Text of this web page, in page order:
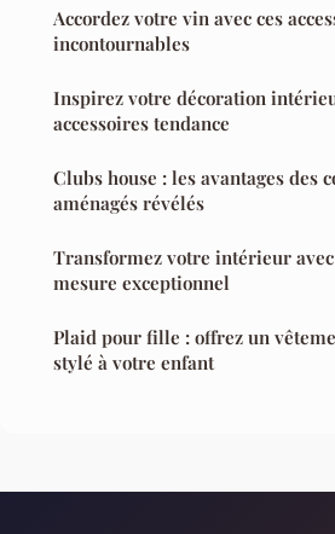
Accordez votre vin avec ces
incontournables
Inspirez votre décoration
accessoires tendance
Clubs house : les avantages des
aménagés révélés
Transformez votre intérieur
mesure exceptionnel
Plaid pour fille : offrez un
stylé à votre enfant